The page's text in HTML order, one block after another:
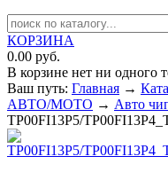
КОРЗИНА
0.00 руб.
В корзине нет ни одного
Ваш путь: Главная →
ABTO/МОТО → Авто
TP00FI13P5/